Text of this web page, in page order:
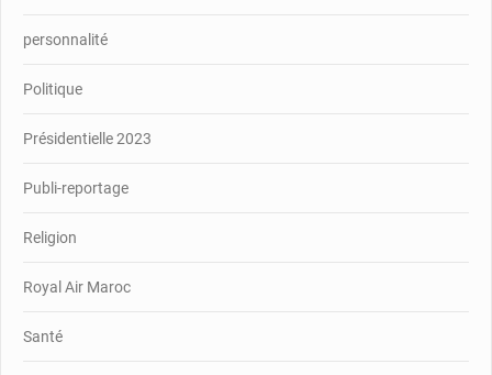
personnalité
Politique
Présidentielle 2023
Publi-reportage
Religion
Royal Air Maroc
Santé